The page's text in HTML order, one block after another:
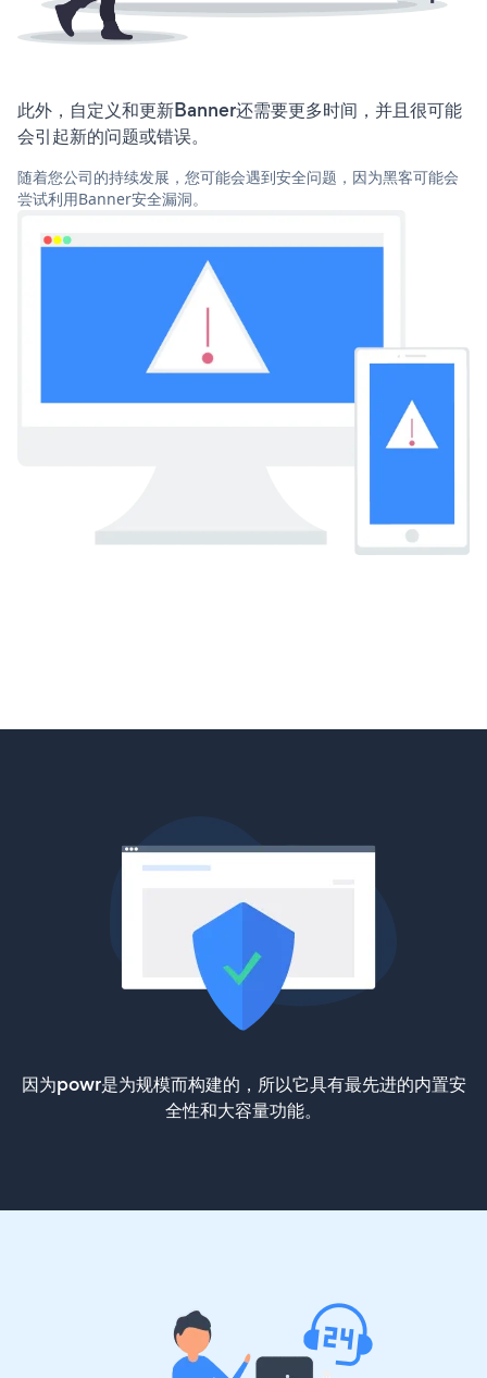
此外，自定义和更新Banner还需要更多时间，并且很可能
会引起新的问题或错误。
随着您公司的持续发展，您可能会遇到安全问题，因为黑客可能会
尝试利用Banner安全漏洞。
因为powr是为规模而构建的，所以它具有最先进的内置安
全性和大容量功能。